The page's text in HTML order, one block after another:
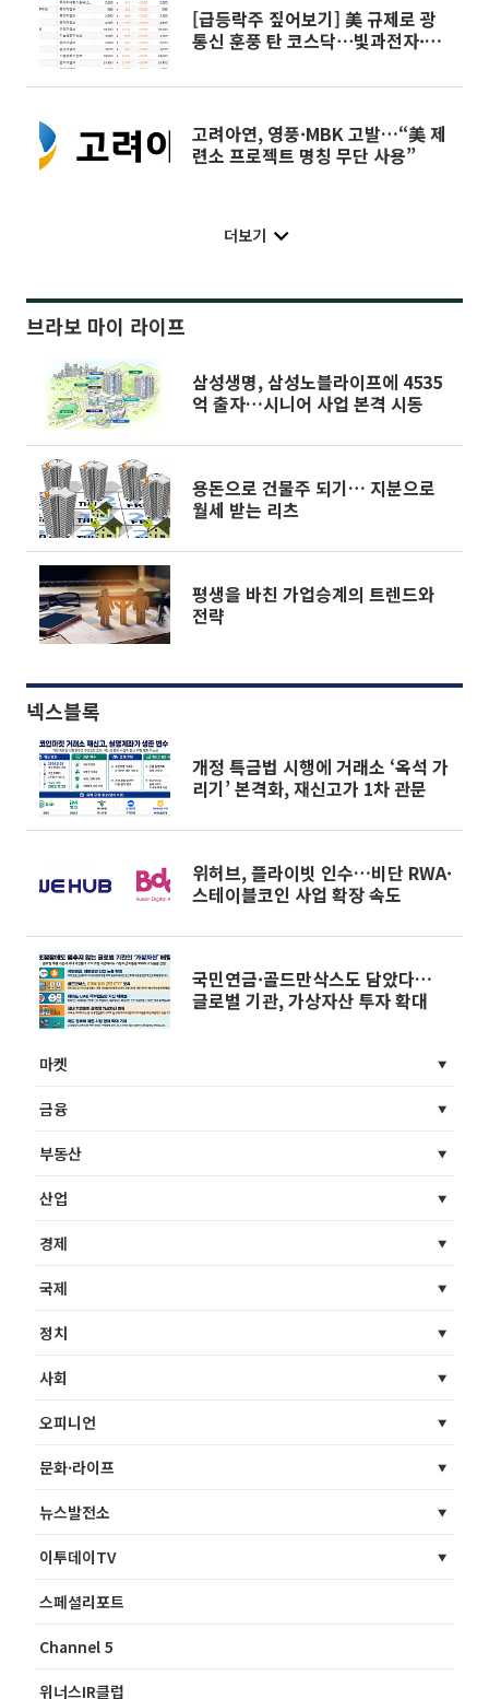
[급등락주 짚어보기] 美 규제로 광
통신 훈풍 탄 코스닥⋯빛과전자·오
고려아연, 영풍·MBK 고발…“美 제
련소 프로젝트 명칭 무단 사용”
더보기
브라보 마이 라이프
삼성생명, 삼성노블라이프에 4535
억 출자…시니어 사업 본격 시동
용돈으로 건물주 되기… 지분으로
월세 받는 리츠
평생을 바친 가업승계의 트렌드와
전략
넥스블록
개정 특금법 시행에 거래소 ‘옥석 가
리기’ 본격화, 재신고가 1차 관문
위허브, 플라이빗 인수…비단 RWA·
스테이블코인 사업 확장 속도
국민연금·골드만삭스도 담았다…
글로벌 기관, 가상자산 투자 확대
마켓
금융
부동산
산업
경제
국제
정치
사회
오피니언
문화·라이프
뉴스발전소
이투데이TV
스페셜리포트
Channel 5
위너스IR클럽